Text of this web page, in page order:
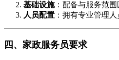
基础设施：配备与服务范围
人员配置 ：拥有专业管理人
四、家政服务员要求